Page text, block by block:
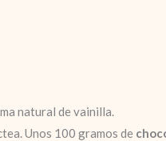
natural de vainilla.
Unos 100 gramos de